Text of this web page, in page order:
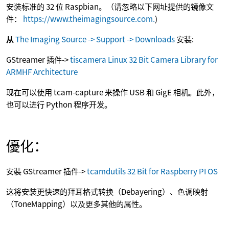
安装标准的 32 位 Raspbian。（请忽略以下网址提供的镜像文
件： https://www.theimagingsource.com.)
从The Imaging Source -> Support -> Downloads安装:
GStreamer 插件->tiscamera Linux 32 Bit Camera Library for
ARMHF Architecture
现在可以使用 tcam-capture 来操作 USB 和 GigE 相机。此外，
也可以进行 Python 程序开发。
優化：
安裝 GStreamer 插件->tcamdutils 32 Bit for Raspberry PI OS
这将安装更快速的拜耳格式转换（Debayering）、色调映射
（ToneMapping）以及更多其他的属性。